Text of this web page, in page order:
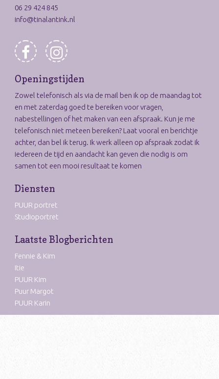
06 29 424 845
info@tinalantink.nl
Openingstijden
Zowel telefonisch als via de mail ben ik op de maandag tot
en met zaterdag goed te bereiken voor vragen,
nabestellingen of het maken van een afspraak. Kun je me
telefonisch niet meteen bereiken? Laat vooral en berichtje
achter, dan bel ik terug. Ik werk alleen op afspraak zodat ik
iedereen de tijd en aandacht kan geven die nodig is om
samen tot een mooi resultaat te komen
Diensten
PUUR portret
Studioportret
Laatste Blogberichten
Fennie & Kim
Itie
PUUR Kim
Puur Margot
PUUR Karin